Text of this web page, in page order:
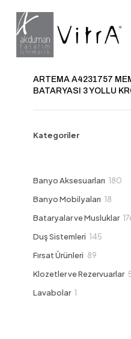
ARTEMA A4231757
BATARYASI 3 YOLLU
Kategoriler
Banyo Aksesuarları 180
Banyo Mobilyaları 18
Bataryalar ve Musluklar
Duş Sistemleri 145
Fırsat Ürünleri 89
Klozetler ve Rezervuarlar
Lavabolar 1